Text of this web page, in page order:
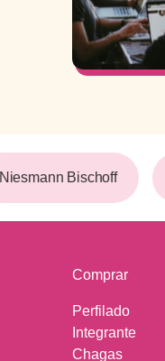
Niesmann Bischoff
Comprar
Perfilado
Integrante
Chagas